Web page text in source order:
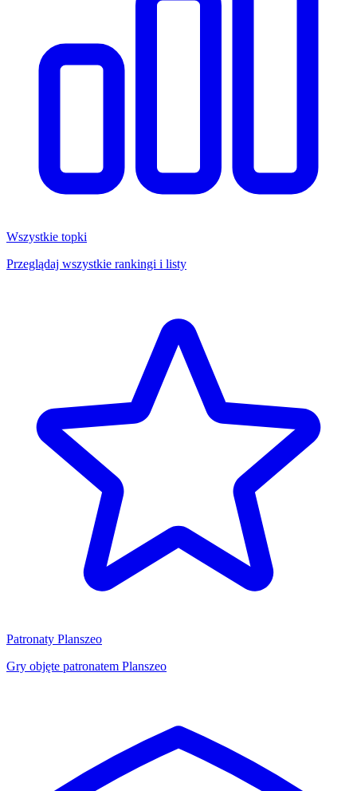
Wszystkie topki
Przeglądaj wszystkie rankingi i listy
Patronaty Planszeo
Gry objęte patronatem Planszeo